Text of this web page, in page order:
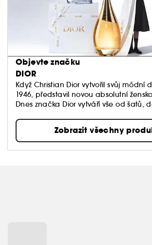
Objevte značku
DIOR
Když Christian Dior vytvořil svůj módní
1946, představil novou absolutní
Dnes značka Dior vytváří vše od šatů,
krásu.
Zobrazit všechny